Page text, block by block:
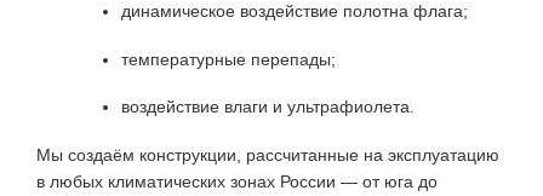
динамическое воздействие полотна флага;
температурные перепады;
воздействие влаги и ультрафиолета.
Мы создаём конструкции, рассчитанные на эксплуатацию
в любых климатических зонах России — от юга до